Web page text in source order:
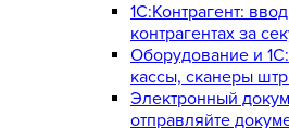
1С:Контрагент:
контрагентах за
Оборудование и
кассы, сканеры
Электронный
отправляйте